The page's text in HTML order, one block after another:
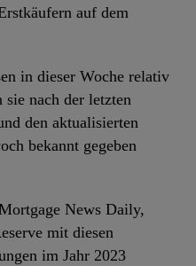
auf dem
in dieser Woche relativ
nach der letzten
den aktualisierten
bekannt gegeben
News Daily,
mit diesen
im Jahr 2023